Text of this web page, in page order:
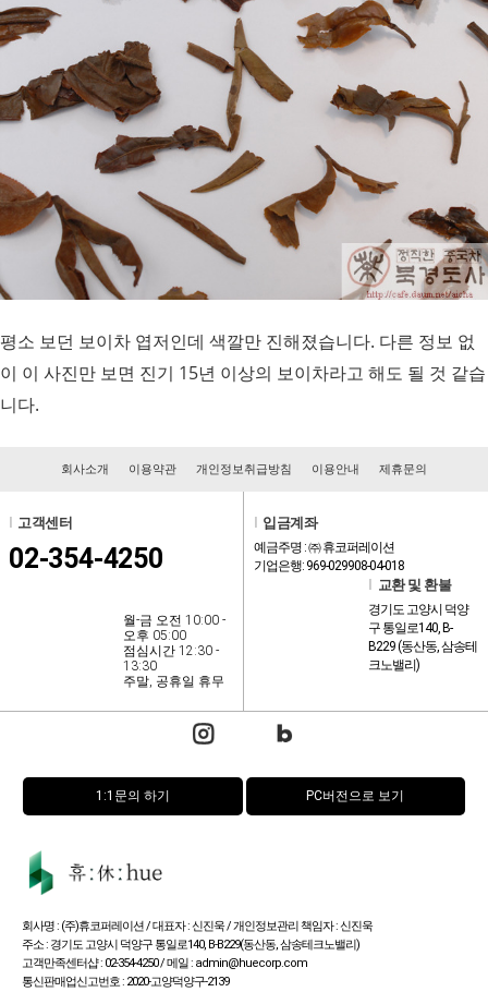
평소 보던 보이차 엽저인데 색깔만 진해졌습니다. 다른 정보 없
이 이 사진만 보면 진기 15년 이상의 보이차라고 해도 될 것 같습
니다.
회사소개 이용약관 개인정보취급방침 이용안내 제휴문의
고객센터
02-354-4250
월-금 오전 10:00 -
오후 05:00
점심시간 12:30 -
13:30
주말, 공휴일 휴무
입금계좌
예금주명 : ㈜ 휴코퍼레이션
기업은행: 969-029908-04-018
교환 및 환불
경기도 고양시 덕양
구 통일로140, B-
B229 (동산동, 삼송테
크노밸리)
1:1문의 하기 PC버전으로 보기
회사명 : (주)휴코퍼레이션 / 대표자 : 신진욱 / 개인정보관리 책임자 : 신진욱
주소 : 경기도 고양시 덕양구 통일로140, B-B229(동산동, 삼송테크노밸리)
고객만족센터샵 : 02-354-4250 / 메일 : admin@huecorp.com
통신판매업신고번호 : 2020-고양덕양구-2139